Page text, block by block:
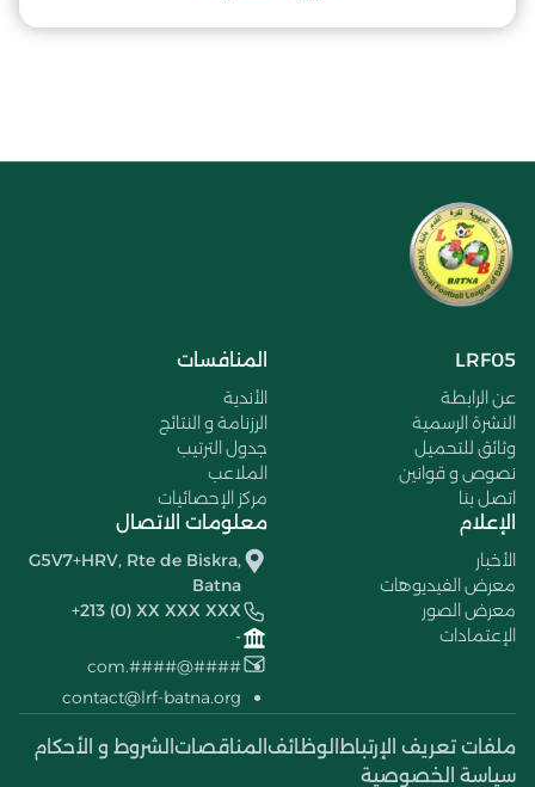
LRF05
عن الرابطة
النشرة الرسمية
وثائق للتحميل
نصوص و قوانين
اتصل بنا
المنافسات
الأندية
الرزنامة و النتائج
جدول الترتيب
الملاعب
مركز الإحصائيات
الإعلام
الأخبار
معرض الفيديوهات
معرض الصور
الإعتمادات
معلومات الاتصال
G5V7+HRV, Rte de Biskra,
Batna
+213 (0) XX XXX XXX
-
####@####.com
contact@lrf-batna.org
ملفات تعريف الإرتباط الوظائف المناقصات الشروط و الأحكام
سياسة الخصوصية